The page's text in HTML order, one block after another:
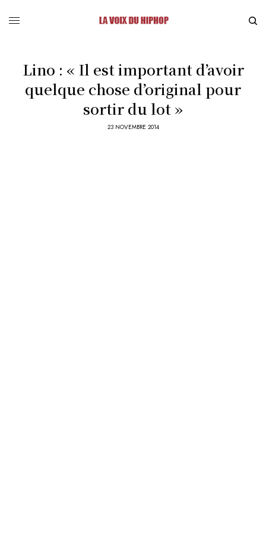
Lino : « Il est important d’avoir
quelque chose d’original pour
sortir du lot »
23 NOVEMBRE 2014